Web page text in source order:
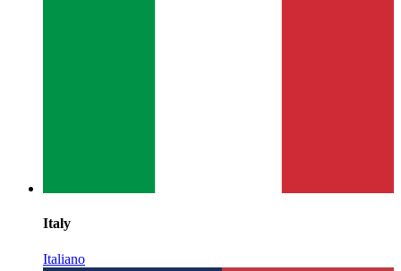
Italy
Italiano